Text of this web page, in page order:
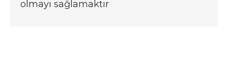
olmayı sağlamaktır